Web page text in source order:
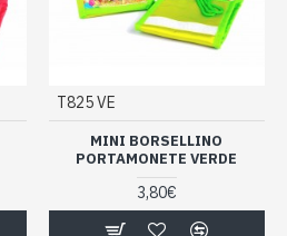
T825 VE
MINI BORSELLINO
PORTAMONETE VERDE
3,80€